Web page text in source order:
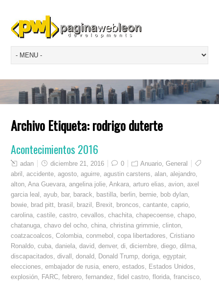
Archivo Etiqueta:rodrigo duterte
Acontecimientos 2016
adan diciembre 21, 2016 0 Anuario ,General
abril
,accidente ,agosto ,aguirre ,agustin carstens ,alan ,alejandro
alton ,Ana Guevara ,angelina jolie ,Ankara ,arturo elias ,avion ,axel
garcia leal
,ayub bar, barack bastilla berlin bernie bob dylan
bowie
brad pitt brasil brazil Brexit broncos ,cantante ,caprio
carolina ,castile ,castro ,cevallos ,chachita ,chapecoense ,chapo
chatanuga ,chavo del ocho ,china ,christina grimmie ,clinton
coatzacoalcos ,Colombia ,conmebol ,copa libertadores ,Cristiano
Ronaldo ,cuba ,daniela ,david ,denver,di ,diciembre ,diego ,dilma
discapacitados ,divall ,donald Donald Trump ,doriga ,egyptair,
elecciones ,embajador de rusia ,enero ,estados Estados Unidos
explosión
FARC ,febrero ,fernandez ,fidel castro ,florida ,francisco